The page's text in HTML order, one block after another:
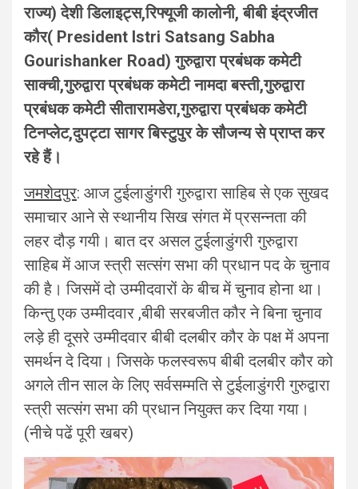
राज्य) देशी डिलाइट्स,रिफ्यूजी कालोनी, बीबी इंद्रजीत
कौर( President Istri Satsang Sabha
Gourishanker Road) गुरुद्वारा प्रबंधक कमेटी
साक्ची,गुरुद्वारा प्रबंधक कमेटी नामदा बस्ती,गुरुद्वारा
प्रबंधक कमेटी सीतारामडेरा,गुरुद्वारा प्रबंधक कमेटी
टिनप्लेट,दुपट्टा सागर बिस्टुपुर के सौजन्य से प्राप्त कर
रहे हैं।
जमशेदपुर: आज टुईलाडुंगरी गुरुद्वारा साहिब से एक सुखद
समाचार आने से स्थानीय सिख संगत में प्रसन्नता की
लहर दौड़ गयी। बात दर असल टुईलाडुंगरी गुरुद्वारा
साहिब में आज स्त्री सत्संग सभा की प्रधान पद के चुनाव
की है। जिसमें दो उम्मीदवारों के बीच में चुनाव होना था।
किन्तु एक उम्मीदवार ,बीबी सरबजीत कौर ने बिना चुनाव
लड़े ही दूसरे उम्मीदवार बीबी दलबीर कौर के पक्ष में अपना
समर्थन दे दिया। जिसके फलस्वरूप बीबी दलबीर कौर को
अगले तीन साल के लिए सर्वसम्मति से टुईलाडुंगरी गुरुद्वारा
स्त्री सत्संग सभा की प्रधान नियुक्त कर दिया गया।
(नीचे पढें पूरी खबर)